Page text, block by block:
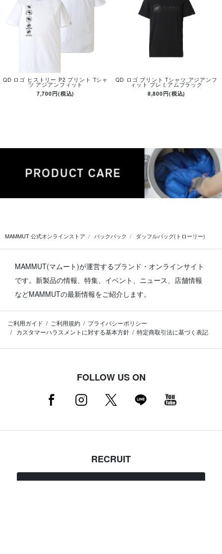
QD ロゴ ヒストリー P2 プリント Tシャ
ツ アジアンフィット
7,700円(税込)
QD ロゴ プリント Tシャツ アジアンフ
ィット プレミアムブラック
8,800円(税込)
MAMMUT 公式オンラインストア バックパック ダッフルバッグ(トローリー)
MAMMUT(マムート)が運営するブランド・オンラインサイト
です。 新製品の情報、特集、イベント、ニュース、店舗情報
などMAMMUTの最新情報をご紹介します。
ご利用ガイド ご利用規約
プライバシーポリシー
カスタマーハラスメントに対する基本方針
特定商取引法に基づく表記
FOLLOW US ON
RECRUIT